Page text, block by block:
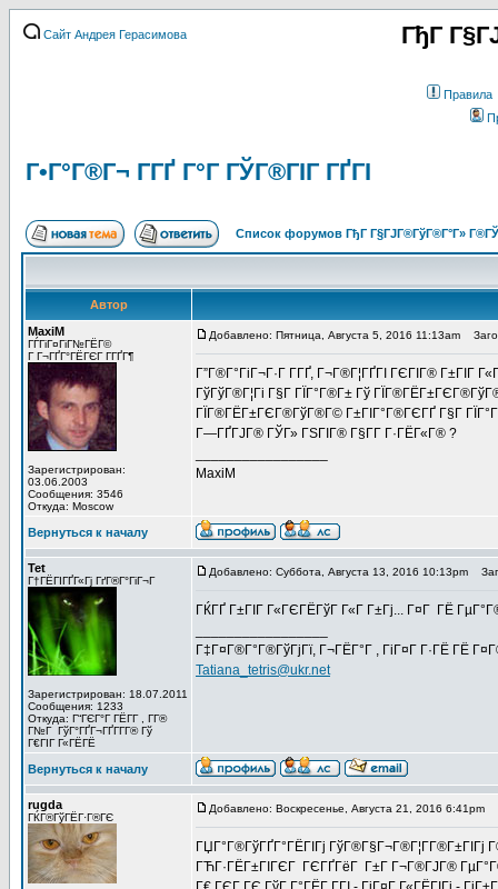
Сайт Андрея Герасимова ГђГ
Правила
Г•Г°Г®Г¬ Г­ГҐ Г°Г ГЎГ®ГІГ ГҐГІ
Список форумов ГђГ Г§ГЈГ®ГўГ®Г°Г»
Автор
MaxiM
ГЃГіГ¤ГіГ№ГЁГ©
Г Г¬ГҐГ°ГЁГЄГ Г­ГҐГ¶
Зарегистрирован:
03.06.2003
Сообщения: 3546
Откуда: Moscow
Добавлено: Пятница, Августа 5, 2016 11:13am
Г”Г®Г°ГіГ¬Г·Г Г­ГҐ, Г¬Г®Г¦ГҐГІ ГЄГІГ® Г±ГІГ
ГўГўГ®Г¦Гі Г§Г ГЇГ°Г®Г± Гў
ГЇГ®ГЁГ±ГЄГ®ГўГ®Г© Г±ГІГ°Г®ГЄГҐ Г§Г
Г—ГҐГЈГ® ГЎГ» ГЅГІГ® Г§Г­Г Г·ГЁГ«Г® ?
MaxiM
Вернуться к началу
Tet
Г†ГЁГІГҐГ«Гј ГґГ®Г°ГіГ¬Г
Зарегистрирован: 18.07.2011
Сообщения: 1233
Откуда: Г“ГЄГ°Г ГЁГ­Г , Г­Г®
Г№Г ГўГ°ГҐГ¬ГҐГ­Г­Г® Гў
Г€ГІГ Г«ГЁГЁ
Добавлено: Суббота, Августа 13, 2016 10:13pm
ГЌГҐ Г±ГІГ Г«ГЄГЁГўГ Г«Г Г±Гј... Г¤Г ГЁ
Г‡Г¤Г®Г°Г®ГўГјГї, Г¬ГЁГ°Г , ГіГ¤Г Г·ГЁ ГЁ
Tatiana_tetris@ukr.net
Вернуться к началу
rugda
ГЌГ®ГўГЁГ·Г®ГЄ
Добавлено: Воскресенье, Августа 21, 2016 6:41pm
ГЏГ°Г®ГўГҐГ°ГЁГІГј
ГЋГ·ГЁГ±ГІГЄГ ГЄГҐГёГ Г±Г Г¬Г®ГЈГ®